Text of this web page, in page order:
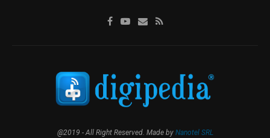
@2019 - All Right Reserved. Made by Nanotel SRL